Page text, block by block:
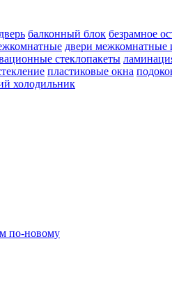
балконный блок безрамное
двери межкомнатные
стеклопакеты
пластиковые окна
холодильник
по-новому